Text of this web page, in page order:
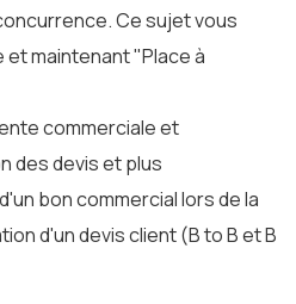
Ce sujet vous
maintenant "Place à
commerciale et
des devis et plus
bon commercial lors de la
d'un devis client (B to B et B